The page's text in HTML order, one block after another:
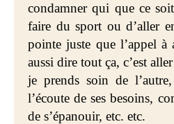
condamner qui que ce
faire du sport ou d’aller
pointe juste que l’appel à
aussi dire tout ça, c’est
je prends soin de
l’écoute de ses besoins,
de s’épanouir, etc. etc.